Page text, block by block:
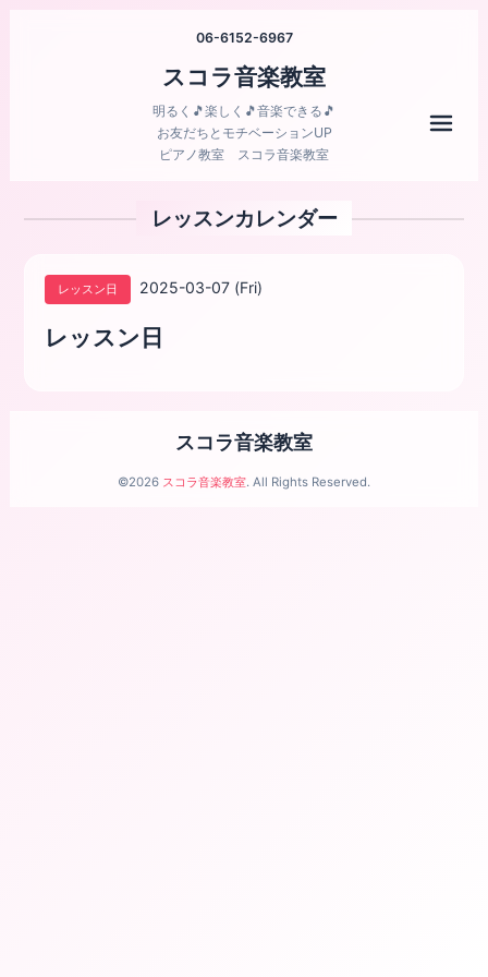
06-6152-6967
スコラ音楽教室
明るく🎵楽しく🎵音楽できる🎵
お友だちとモチベーションUP
ピアノ教室 スコラ音楽教室
レッスンカレンダー
レッスン日 2025-03-07 (Fri)
レッスン日
スコラ音楽教室
©2026 スコラ音楽教室. All Rights Reserved.